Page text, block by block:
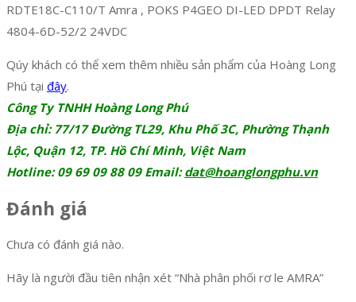
RDTE18C-C110/T Amra , POKS P4GEO DI-LED DPDT Relay
4804-6D-52/2 24VDC
Qúy khách có thể xem thêm nhiều sản phẩm của Hoàng Long
Phú tại đây.
Công Ty TNHH Hoàng Long Phú
Địa chỉ: 77/17 Đường TL29, Khu Phố 3C, Phường Thạnh
Lộc, Quận 12, TP. Hồ Chí Minh, Việt Nam
Hotline: 09 69 09 88 09 Email:dat@hoanglongphu.vn
Đánh giá
Chưa có đánh giá nào.
Hãy là người đầu tiên nhận xét “Nhà phân phối rơ le AMRA”